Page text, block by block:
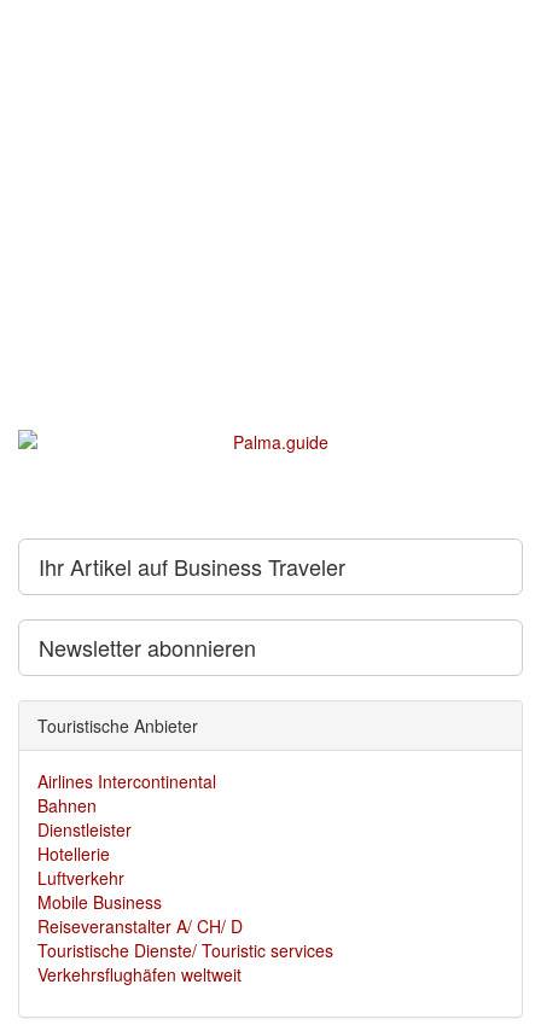
Ihr Artikel auf Business Traveler
Newsletter abonnieren
Touristische Anbieter
Airlines Intercontinental
Bahnen
Dienstleister
Hotellerie
Luftverkehr
Mobile Business
Reiseveranstalter A/ CH/ D
Touristische Dienste/ Touristic services
Verkehrsflughäfen weltweit